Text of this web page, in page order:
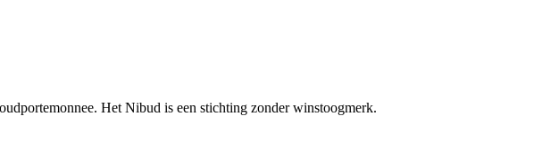
Het Nibud is een stichting zonder winstoogmerk.